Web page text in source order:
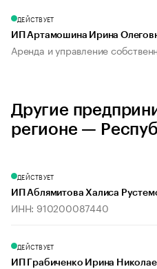
ДЕЙСТВУЕТ
ИП Артамошина Ирина
Аренда и управление
Другие
регионе —
ДЕЙСТВУЕТ
ИП Аблямитова Халиса
ИНН: 910200087440
ДЕЙСТВУЕТ
ИП Грабиченко Ирина